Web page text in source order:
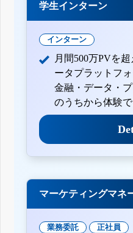
学生インターン
インターン
月間500万PVを
ータプラットフ
金融・データ・
のうちから体験で
マーケティングマネ
業務委託 正社員